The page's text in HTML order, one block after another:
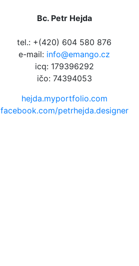
Bc. Petr Hejda
tel.: +(420) 604 580 876
e-mail: info@emango.cz
icq: 179396292
ičo: 74394053
hejda.myportfolio.com
facebook.com/petrhejda.designer